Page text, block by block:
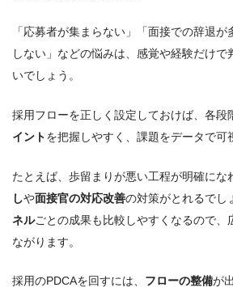
「応募者が集まらない」「面接での辞退
しない」などの悩みは、感覚や経験だけで
いでしょう。
採用フローを正しく設定しておけば、各段
イントを把握しやすく、課題をデータで可
たとえば、歩留まりが悪い工程が明確にな
しや面接官の対応改善の対策がとれるでし
ネルごとの成果も比較しやすくなるので、
ながります。
採用のPDCAを回すには、 フローの整備が